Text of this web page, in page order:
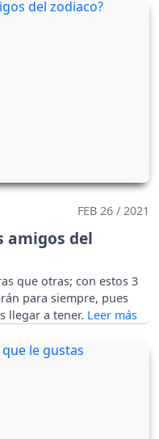
FEB 26 / 2021
amigos del
que otras; con estos 3
para siempre, pues
llegar a tener.